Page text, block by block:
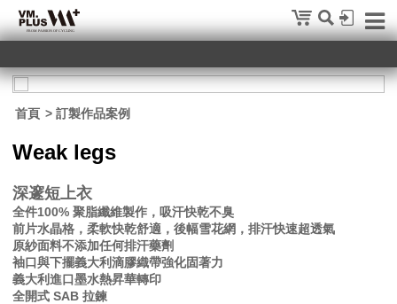
首頁 > 訂製作品案例
Weak legs
深邃短上衣
全件100% 聚脂纖維製作，吸汗快乾不臭
前片水晶格，柔軟快乾舒適，後幅雪花網，排汗快速超透氣
原紗面料不添加任何排汗藥劑
袖口與下擺義大利滴膠織帶強化固著力
義大利進口墨水熱昇華轉印
全開式 SAB 拉鍊